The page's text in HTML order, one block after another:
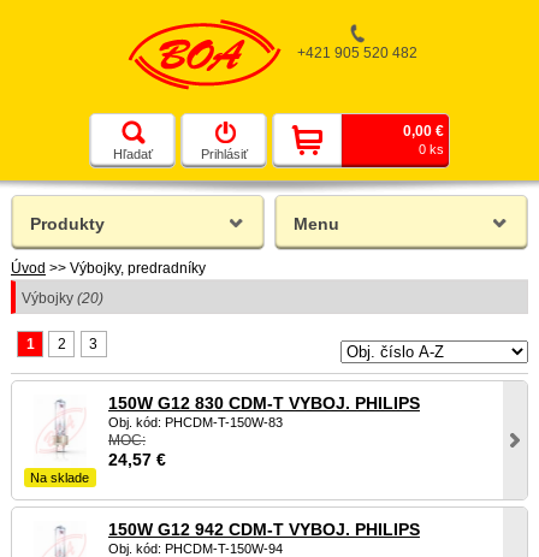
+421 905 520 482
Hľadať Prihlásiť
0,00 €
0 ks
Úvod >> Výbojky, predradníky
Výbojky (20)
1 2 3
Na sklade
150W G12 830 CDM-T VYBOJ. PHILIPS
Obj. kód: PHCDM-T-150W-83
MOC:
24,57€
150W G12 942 CDM-T VYBOJ. PHILIPS
Obj. kód: PHCDM-T-150W-94
Produkty Menu